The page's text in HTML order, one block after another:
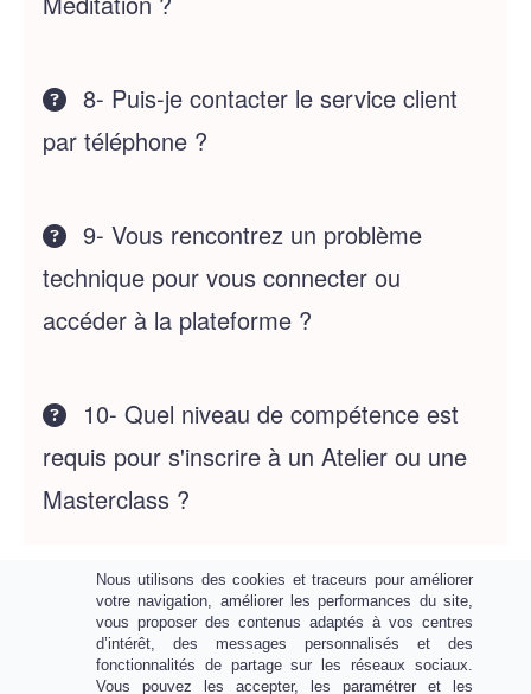
8- Puis-je contacter le service client
par téléphone ?
9- Vous rencontrez un problème
technique pour vous connecter ou
accéder à la plateforme ?
10- Quel niveau de compétence est
requis pour s'inscrire à un Atelier ou une
Masterclass ?
© Copyright Les Mondes Invisibles & Académie de la Nouvelle
Vie
Nous utilisons des cookies et traceurs pour améliorer
votre navigation, améliorer les performances du site,
vous proposer des contenus adaptés à vos centres
d’intérêt, des messages personnalisés et des
fonctionnalités de partage sur les réseaux sociaux.
Vous pouvez les accepter, les paramétrer et les